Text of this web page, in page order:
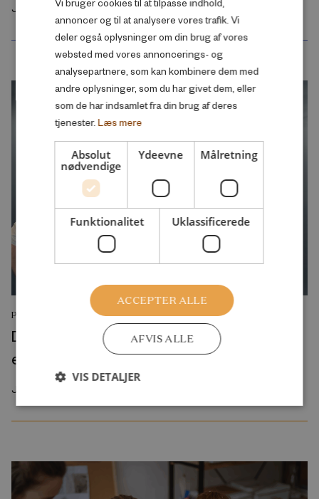
Juli 2026
PODCAST
Den blinde vinkel: Ikke-vestliges
efterkommeres kriminalitet
Juli 2026
annoncer og til at analysere vores trafik. Vi
deler også oplysninger om din brug af vores
websted med vores annoncerings- og
analysepartnere, som kan kombinere dem med
andre oplysninger, som du har givet dem, eller
som de har indsamlet fra din brug af deres
tjenester. Læs mere
Absolut
nødvendige
Ydeevne Målretning
Funktionalitet Uklassificerede
ACCEPTER ALLE
AFVIS ALLE
VIS DETALJER